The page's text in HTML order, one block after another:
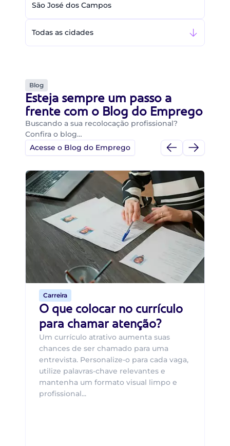
São José dos Campos
Todas as cidades
Blog
Esteja sempre um passo a
frente com o Blog do Emprego
Buscando a sua recolocação profissional?
Confira o blog…
Acesse o Blog do Emprego
Carreira
O que colocar no currículo
para chamar atenção?
Um currículo atrativo aumenta suas
chances de ser chamado para uma
entrevista. Personalize-o para cada vaga,
utilize palavras-chave relevantes e
mantenha um formato visual limpo e
profissional...